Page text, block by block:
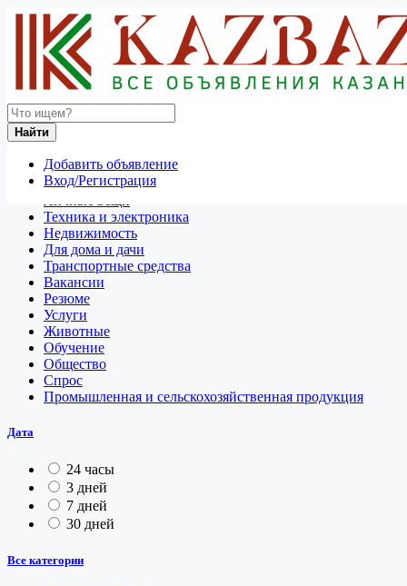
Найти
Добавить объявление
Вход/Регистрация
Россия
Пушкино
Отдам даром
Разное
Техника и электроника
Недвижимость
Для дома и дачи
Транспортные средства
Вакансии
Резюме
Услуги
Животные
Обучение
Общество
Спрос
Промышленная и сельскохозяйственная продукция
Дата
24 часы
3 дней
7 дней
30 дней
Все категории